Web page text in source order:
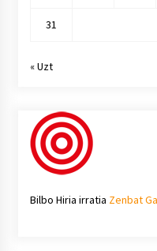
31
« Uzt
Bilbo Hiria irratia Zenbat